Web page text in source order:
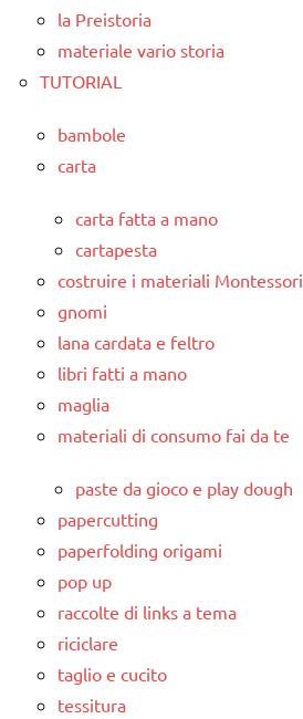
la Preistoria
materiale vario storia
TUTORIAL
bambole
carta
carta fatta a mano
cartapesta
costruire i materiali Montessori
gnomi
lana cardata e feltro
libri fatti a mano
maglia
materiali di consumo fai da te
paste da gioco e play dough
papercutting
paperfolding origami
pop up
raccolte di links a tema
riciclare
taglio e cucito
tessitura